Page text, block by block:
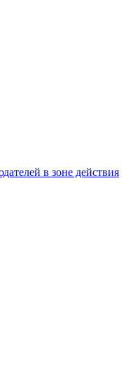
в зоне действия